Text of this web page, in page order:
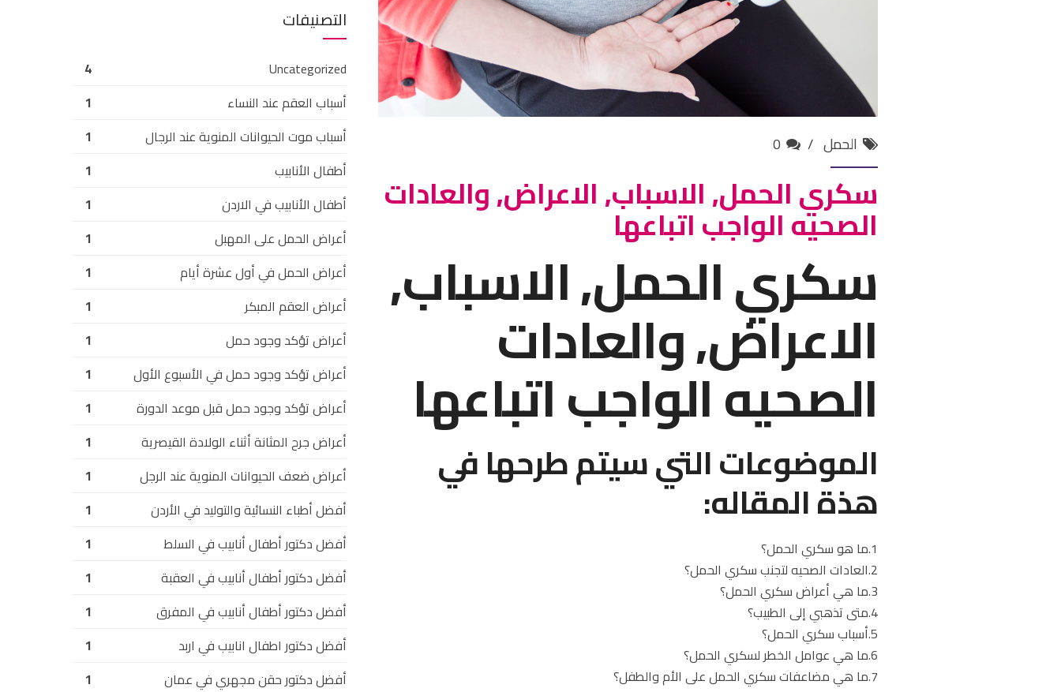
الحمل 0
سكري الحمل, الاسباب, الاعراض, والعادات
الصحيه الواجب اتباعها
سكري الحمل, الاسباب,
الاعراض, والعادات
الصحيه الواجب اتباعها
الموضوعات التي سيتم طرحها في
هذة المقاله:
1.ما هو سكري الحمل؟
2.العادات الصحيه لتجنب سكري الحمل؟
3.ما هي أعراض سكري الحمل؟
4.متى تذهبي إلى الطبيب؟
5.أسباب سكري الحمل؟
6.ما هي عوامل الخطر لسكري الحمل؟
7.ما هي مضاعفات سكري الحمل على الأم والطفل؟
التصنيفات
Uncategorized
4
أسباب العقم عند النساء
1
أسباب موت الحيوانات المنوية عند الرجال
1
أطفال الأنابيب
1
أطفال الأنابيب في الاردن
1
أعراض الحمل على المهبل
1
أعراض الحمل في أول عشرة أيام
1
أعراض العقم المبكر
1
أعراض تؤكد وجود حمل
1
أعراض تؤكد وجود حمل في الأسبوع الأول
1
أعراض تؤكد وجود حمل قبل موعد الدورة
1
أعراض جرح المثانة أثناء الولادة القيصرية
1
أعراض ضعف الحيوانات المنوية عند الرجل
1
أفضل أطباء النسائية والتوليد في الأردن
1
أفضل دكتور أطفال أنابيب في السلط
1
أفضل دكتور أطفال أنابيب في العقبة
1
أفضل دكتور أطفال أنابيب في المفرق
1
أفضل دكتور اطفال انابيب في اربد
1
أفضل دكتور حقن مجهري في عمان
1